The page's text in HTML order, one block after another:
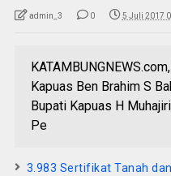
admin_3 0 5 Juli 2017
Kapuas Ben Brahim S
Bupati Kapuas H
Pe
3.983 Sertifikat Tanah